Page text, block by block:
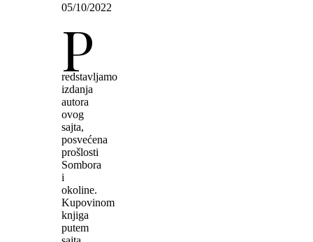
05/10/2022
P
redstavljamo
izdanja
autora
ovog
sajta,
posvećena
prošlosti
Sombora
i
okoline.
Kupovinom
knjiga
putem